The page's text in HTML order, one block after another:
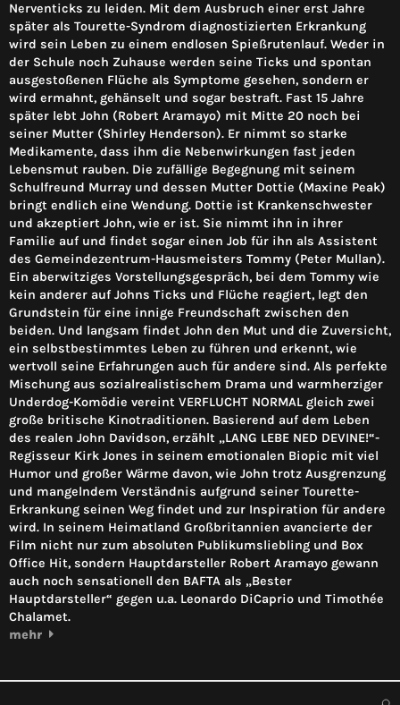
Nerventicks zu leiden. Mit dem Ausbruch einer erst Jahre
später als Tourette-Syndrom diagnostizierten Erkrankung
wird sein Leben zu einem endlosen Spießrutenlauf. Weder in
der Schule noch Zuhause werden seine Ticks und spontan
ausgestoßenen Flüche als Symptome gesehen, sondern er
wird ermahnt, gehänselt und sogar bestraft. Fast 15 Jahre
später lebt John (Robert Aramayo) mit Mitte 20 noch bei
seiner Mutter (Shirley Henderson). Er nimmt so starke
Medikamente, dass ihm die Nebenwirkungen fast jeden
Lebensmut rauben. Die zufällige Begegnung mit seinem
Schulfreund Murray und dessen Mutter Dottie (Maxine Peak)
bringt endlich eine Wendung. Dottie ist Krankenschwester
und akzeptiert John, wie er ist. Sie nimmt ihn in ihrer
Familie auf und findet sogar einen Job für ihn als Assistent
des Gemeindezentrum-Hausmeisters Tommy (Peter Mullan).
Ein aberwitziges Vorstellungsgespräch, bei dem Tommy wie
kein anderer auf Johns Ticks und Flüche reagiert, legt den
Grundstein für eine innige Freundschaft zwischen den
beiden. Und langsam findet John den Mut und die Zuversicht,
ein selbstbestimmtes Leben zu führen und erkennt, wie
wertvoll seine Erfahrungen auch für andere sind. Als perfekte
Mischung aus sozialrealistischem Drama und warmherziger
Underdog-Komödie vereint VERFLUCHT NORMAL gleich zwei
große britische Kinotraditionen. Basierend auf dem Leben
des realen John Davidson, erzählt „LANG LEBE NED DEVINE!“-
Regisseur Kirk Jones in seinem emotionalen Biopic mit viel
Humor und großer Wärme davon, wie John trotz Ausgrenzung
und mangelndem Verständnis aufgrund seiner Tourette-
Erkrankung seinen Weg findet und zur Inspiration für andere
wird. In seinem Heimatland Großbritannien avancierte der
Film nicht nur zum absoluten Publikumsliebling und Box
Office Hit, sondern Hauptdarsteller Robert Aramayo gewann
auch noch sensationell den BAFTA als „Bester
Hauptdarsteller“ gegen u.a. Leonardo DiCaprio und Timothée
Chalamet.
mehr